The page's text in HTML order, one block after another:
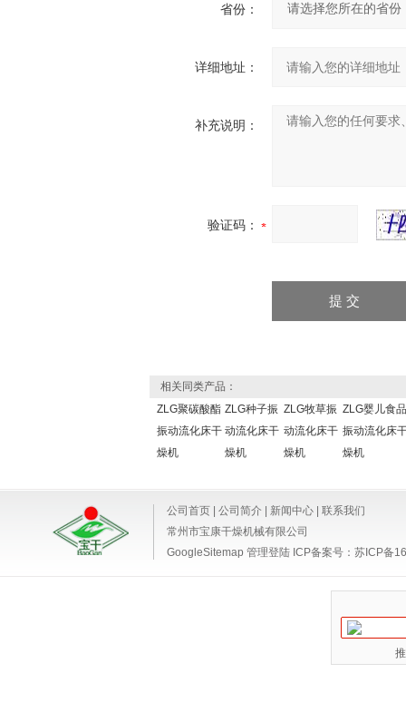
省份：
详细地址：
补充说明：
验证码：
相关同类产品：
ZLG聚碳酸酯
振动流化床干
燥机
ZLG种子振
动流化床干
燥机
ZLG牧草振
动流化床干
燥机
ZLG婴儿食品
振动流化床
燥机
公司首页 公司简介 新闻中心
联系我们
常州市宝康干燥机械有限公司
GoogleSitemap 管理登陆 ICP备案号： 苏ICP备